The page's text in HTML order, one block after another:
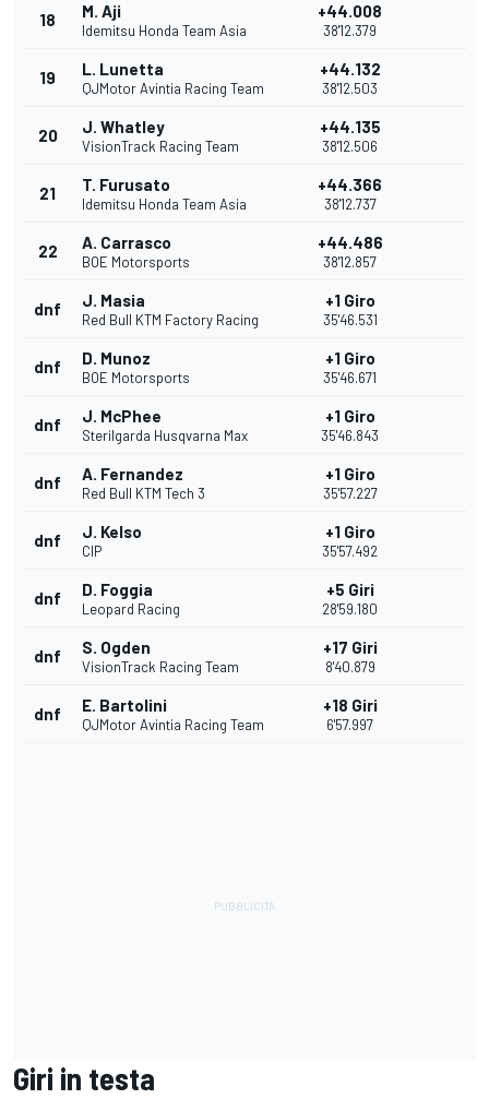
18 M. Aji
Idemitsu Honda Team Asia
+44.008
38'12.379
19 L. Lunetta
QJMotor Avintia Racing Team
+44.132
38'12.503
20 J. Whatley
VisionTrack Racing Team
+44.135
38'12.506
21 T. Furusato
Idemitsu Honda Team Asia
+44.366
38'12.737
22 A. Carrasco
BOE Motorsports
+44.486
38'12.857
dnf J. Masia
Red Bull KTM Factory Racing
+1 Giro
35'46.531
dnf D. Munoz
BOE Motorsports
+1 Giro
35'46.671
dnf J. McPhee
Sterilgarda Husqvarna Max
+1 Giro
35'46.843
dnf A. Fernandez
Red Bull KTM Tech 3
+1 Giro
35'57.227
dnf J. Kelso
CIP
+1 Giro
35'57.492
dnf D. Foggia
Leopard Racing
+5 Giri
28'59.180
dnf S. Ogden
VisionTrack Racing Team
+17 Giri
8'40.879
dnf E. Bartolini
QJMotor Avintia Racing Team
+18 Giri
6'57.997
Giri in testa